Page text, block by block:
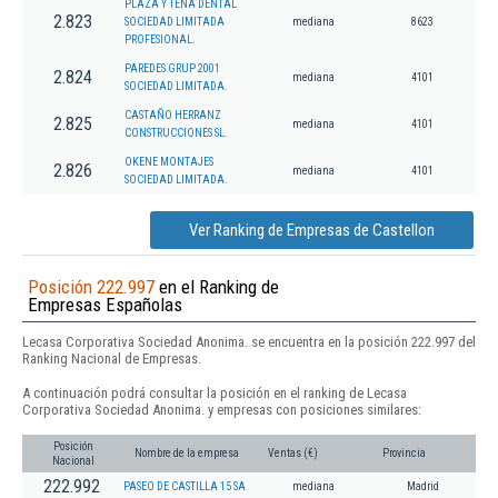
2.823
PLAZA Y TENA DENTAL
SOCIEDAD LIMITADA
PROFESIONAL.
mediana 8623
2.824
PAREDES GRUP 2001
SOCIEDAD LIMITADA.
mediana 4101
2.825
CASTAÑO HERRANZ
CONSTRUCCIONES SL.
mediana 4101
2.826
OKENE MONTAJES
SOCIEDAD LIMITADA.
mediana 4101
Ver Ranking de Empresas de Castellon
Posición 222.997 en el Ranking de
Empresas Españolas
Lecasa Corporativa Sociedad Anonima. se encuentra en la posición 222.997 del
Ranking Nacional de Empresas.
A continuación podrá consultar la posición en el ranking de Lecasa
Corporativa Sociedad Anonima. y empresas con posiciones similares:
Posición
Nacional
Nombre de la empresa Ventas (€) Provincia
222.992 PASEO DE CASTILLA 15 SA mediana Madrid